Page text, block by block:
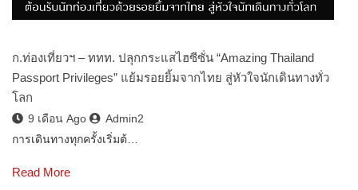
ก.ท่องเที่ยวฯ – ททท. ปลุกกระแสไฮซีซั่น “Amazing Thailand
Passport Privileges” แย้มรอยยิ้มจากไทย สู่หัวใจนักเดินทางทั่ว
โลก
9 เดือน Ago
Admin2
การเดินทางทุกครั้งเริ่มต้…
Read More